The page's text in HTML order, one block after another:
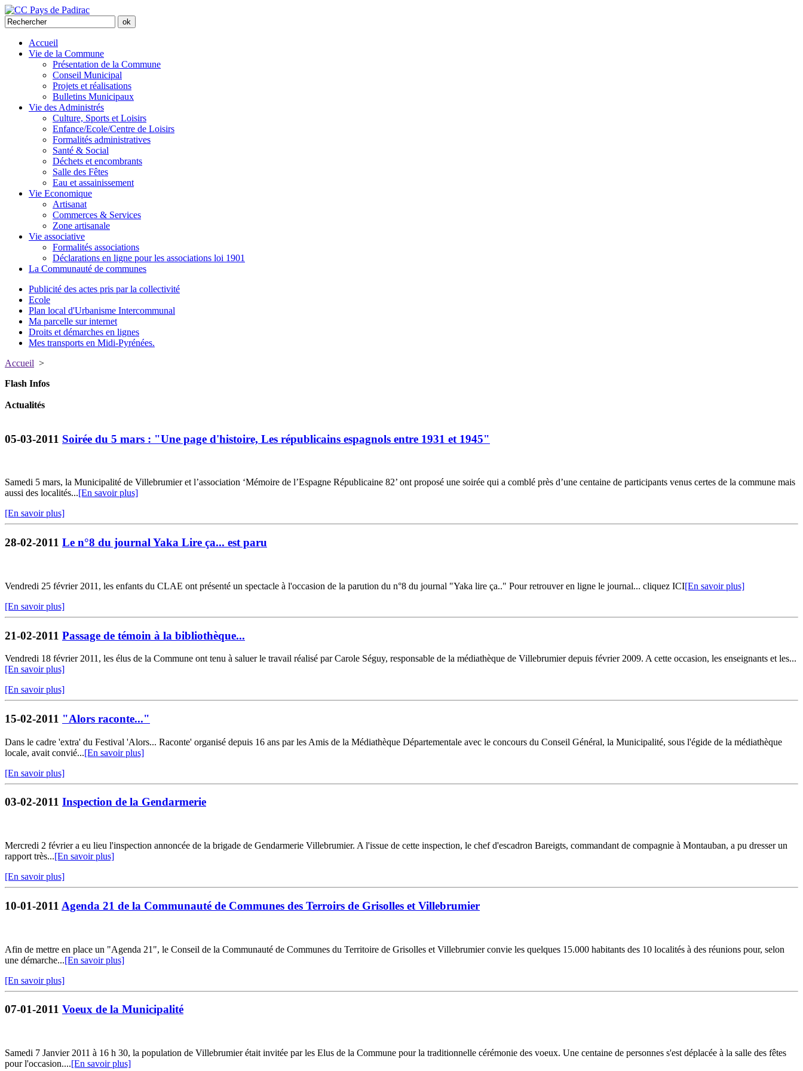
Accueil
Vie de la Commune
Présentation de la Commune
Conseil Municipal
Projets et réalisations
Bulletins Municipaux
Vie des Administrés
Culture, Sports et Loisirs
Enfance/Ecole/Centre de Loisirs
Formalités administratives
Santé & Social
Déchets et encombrants
Salle des Fêtes
Eau et assainissement
Vie Economique
Artisanat
Commerces & Services
Zone artisanale
Vie associative
Formalités associations
Déclarations en ligne pour les associations loi 1901
La Communauté de communes
Publicité des actes pris par la collectivité
Ecole
Plan local d'Urbanisme Intercommunal
Ma parcelle sur internet
Droits et démarches en lignes
Mes transports en Midi-Pyrénées.
Accueil >
Flash Infos
Actualités
05-03-2011 Soirée du 5 mars : "Une page d'histoire, Les républicains espagnols entre 1931 et 1945"
Samedi 5 mars, la Municipalité de Villebrumier et l’association ‘Mémoire de l’Espagne Républicaine 82’ ont proposé une soirée qui a comblé près d’une centaine de participants venus certes de la commune mais
aussi des localités...[En savoir plus]
[En savoir plus]
28-02-2011 Le n°8 du journal Yaka Lire ça... est paru
Vendredi 25 février 2011, les enfants du CLAE ont présenté un spectacle à l'occasion de la parution du n°8 du journal "Yaka lire ça.." Pour retrouver en ligne le journal... cliquez ICI[En savoir plus]
[En savoir plus]
21-02-2011 Passage de témoin à la bibliothèque...
Vendredi 18 février 2011, les élus de la Commune ont tenu à saluer le travail réalisé par Carole Séguy, responsable de la médiathèque de Villebrumier depuis février 2009. A cette occasion, les enseignants et les...
[En savoir plus]
[En savoir plus]
15-02-2011 "Alors raconte..."
Dans le cadre 'extra' du Festival 'Alors... Raconte' organisé depuis 16 ans par les Amis de la Médiathèque Départementale avec le concours du Conseil Général, la Municipalité, sous l'égide de la médiathèque
locale, avait convié...[En savoir plus]
[En savoir plus]
03-02-2011 Inspection de la Gendarmerie
Mercredi 2 février a eu lieu l'inspection annoncée de la brigade de Gendarmerie Villebrumier. A l'issue de cette inspection, le chef d'escadron Bareigts, commandant de compagnie à Montauban, a pu dresser un
rapport très...[En savoir plus]
[En savoir plus]
10-01-2011 Agenda 21 de la Communauté de Communes des Terroirs de Grisolles et Villebrumier
Afin de mettre en place un "Agenda 21", le Conseil de la Communauté de Communes du Territoire de Grisolles et Villebrumier convie les quelques 15.000 habitants des 10 localités à des réunions pour, selon
une démarche...[En savoir plus]
[En savoir plus]
07-01-2011 Voeux de la Municipalité
Samedi 7 Janvier 2011 à 16 h 30, la population de Villebrumier était invitée par les Elus de la Commune pour la traditionnelle cérémonie des voeux. Une centaine de personnes s'est déplacée à la salle des fêtes
pour l'occasion....[En savoir plus]